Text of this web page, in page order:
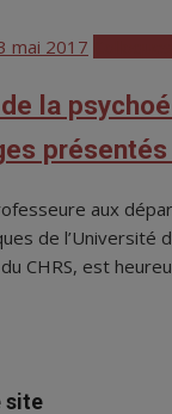
mai 2017
la
aux
de l’Université
CHRS, est
site